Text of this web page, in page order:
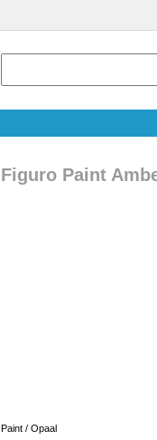
Figuro Paint
Paint / Opaal